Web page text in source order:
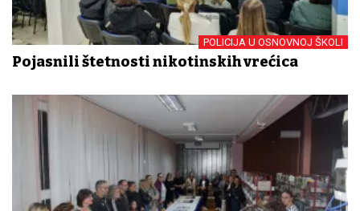
POLICIJA U OSNOVNOJ ŠKOLI
Pojasnili štetnosti nikotinskih vrećica